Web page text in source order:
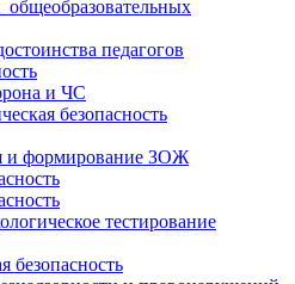
педагогов
и ЧС
безопасность
и формирование ЗОЖ
тестирование
безопасность